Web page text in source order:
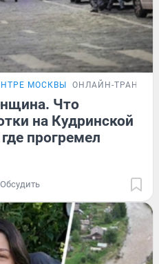
МОСКВЫ ОНЛАЙН-
Что
на Кудринской
прогремел
Обсудить